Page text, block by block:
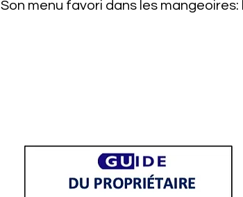
Son menu favori dans les